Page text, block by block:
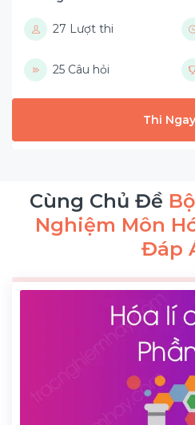
27 Lượt thi
25 Câu hỏi
Thi Ngay
Cùng Chủ Đề
Nghiệm Môn
Đáp